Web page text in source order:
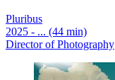
Pluribus
2025 - ... (44 min)
Director of Photography